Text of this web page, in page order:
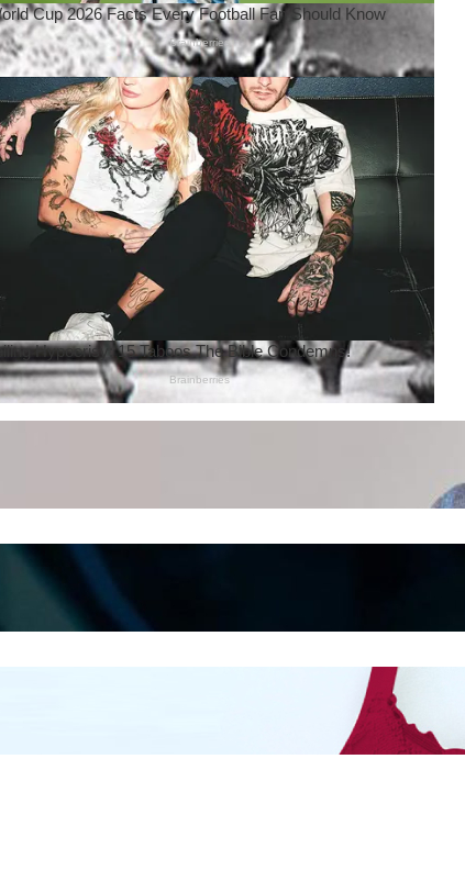
Wanita Pamer Pakaian
Kepribadian
Mengintip Kepribadian
Wanita Dari Warna Bra